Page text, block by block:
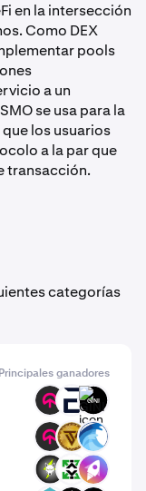
en la intersección
Como DEX
pools
a un
se usa para la
los usuarios
a la par que
transacción.
categorías
Principales ganadores
TOMI EVR GINI
TOMI VTCN OPT
VOLT KRRX ZM